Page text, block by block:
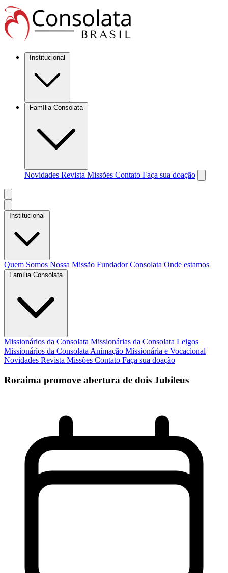
Institucional
Família Consolata
Novidades Revista Missões Contato Faça sua doação
Institucional
Quem Somos Nossa Missão FundadorConsolata Onde estamos
Família Consolata
Missionários da Consolata Missionárias da Consolata Leigos
Missionários da Consolata Animação Missionária e Vocacional
Novidades Revista Missões Contato Faça sua doação
Roraima promove abertura de dois Jubileus